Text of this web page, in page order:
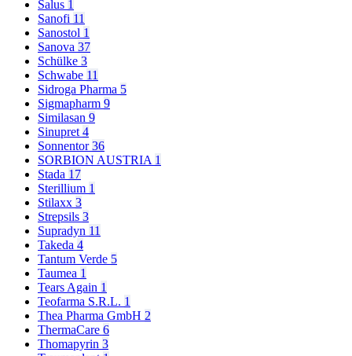
Salus 1
Sanofi 11
Sanostol 1
Sanova 37
Schülke 3
Schwabe 11
Sidroga Pharma 5
Sigmapharm 9
Similasan 9
Sinupret4
Sonnentor36
SORBION AUSTRIA 1
Stada 17
Sterillium 1
Stilaxx 3
Strepsils 3
Supradyn 11
Takeda 4
Tantum Verde 5
Taumea 1
Tears Again 1
Teofarma S.R.L. 1
Thea Pharma GmbH 2
ThermaCare 6
Thomapyrin 3